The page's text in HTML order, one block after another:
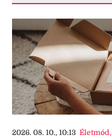
2026. 08. 10., 10:13 Életmód,